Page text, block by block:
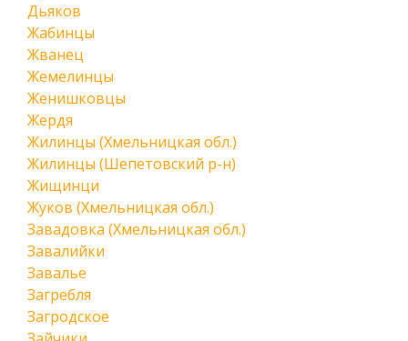
Дьяков
Жабинцы
Жванец
Жемелинцы
Женишковцы
Жердя
Жилинцы (Хмельницкая обл.)
Жилинцы (Шепетовский р-н)
Жищинци
Жуков (Хмельницкая обл.)
Завадовка (Хмельницкая обл.)
Завалийки
Завалье
Загребля
Загродское